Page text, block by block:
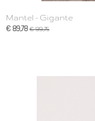
Mantel - Gigante
€ 89,78 € 99,75